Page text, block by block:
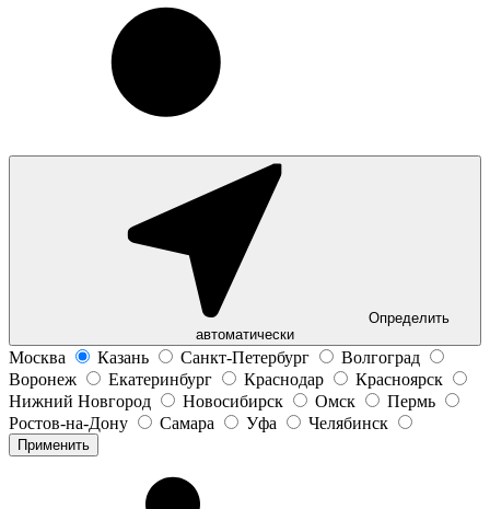
Определить
автоматически
Москва Казань Санкт-Петербург
Волгоград
Воронеж
Екатеринбург Краснодар
Красноярск
Нижний Новгород
Новосибирск Омск
Пермь
Ростов-на-Дону
Самара Уфа Челябинск
Применить